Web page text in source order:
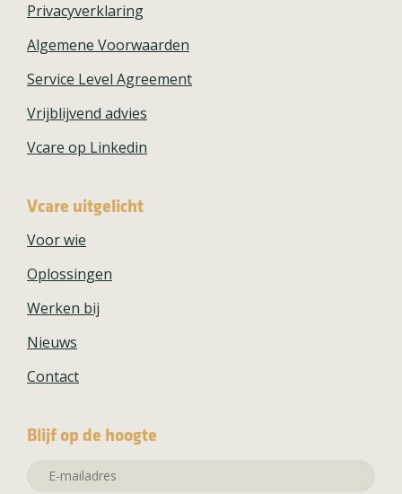
Privacyverklaring
Algemene Voorwaarden
Service Level Agreement
Vrijblijvend advies
Vcare op Linkedin
Vcare uitgelicht
Voor wie
Oplossingen
Werken bij
Nieuws
Contact
Blijf op de hoogte